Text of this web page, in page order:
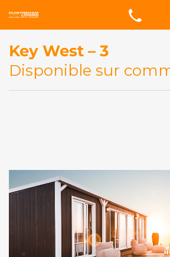
Key West – 3
Disponible sur